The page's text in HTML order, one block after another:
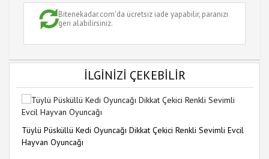
Bitenekadar.com'da ücretsiz iade yapabilir, paranızı
geri alabilirsiniz.
İLGİNİZİ ÇEKEBİLİR
Tüylü Püsküllü Kedi Oyuncağı Dikkat Çekici Renkli Sevimli Evcil
Hayvan Oyuncağı